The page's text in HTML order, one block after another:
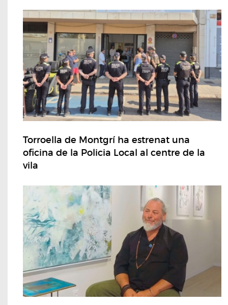
Torroella de Montgrí ha estrenat una
oficina de la Policia Local al centre de la
vila